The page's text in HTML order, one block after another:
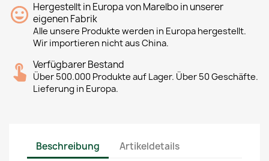
Hergestellt in Europa von Marelbo in unserer
eigenen Fabrik
Alle unsere Produkte werden in Europa hergestellt.
Wir importieren nicht aus China.
Verfügbarer Bestand
Über 500.000 Produkte auf Lager. Über 50 Geschäfte.
Lieferung in Europa.
Beschreibung Artikeldetails